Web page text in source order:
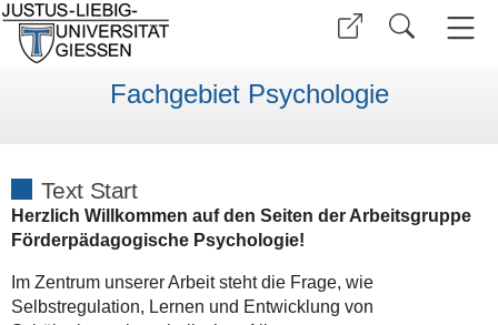
Fachgebiet Psychologie
Text Start
Herzlich Willkommen auf den Seiten der Arbeitsgruppe
Förderpädagogische Psychologie!
Im Zentrum unserer Arbeit steht die Frage, wie
Selbstregulation, Lernen und Entwicklung von